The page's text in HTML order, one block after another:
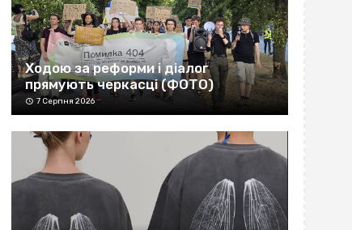
Ходою за реформи і діалог
прямують черкасці (ФОТО)
7 Серпня 2026